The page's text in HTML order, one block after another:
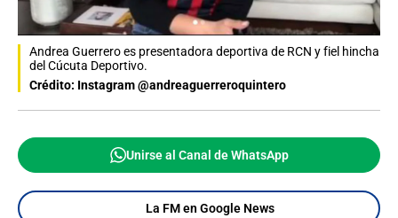
Andrea Guerrero es presentadora deportiva de RCN y fiel hincha
del Cúcuta Deportivo.
Crédito: Instagram @andreaguerreroquintero
Unirse al Canal de WhatsApp
La FM en Google News